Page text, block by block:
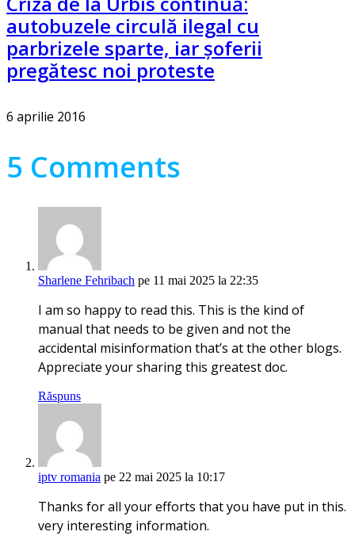
autobuzele circulă ilegal cu
parbrizele sparte, iar șoferii
pregătesc noi proteste
6 aprilie 2016
5 Comments
Sharlene Fehribach pe 11 mai 2025 la 22:35
I am so happy to read this. This is the kind of
manual that needs to be given and not the
accidental misinformation that’s at the other blogs.
Appreciate your sharing this greatest doc.
Răspuns
iptv romania pe 22 mai 2025 la 10:17
Thanks for all your efforts that you have put in this.
very interesting information.